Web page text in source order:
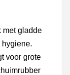
met gladde
voor grote